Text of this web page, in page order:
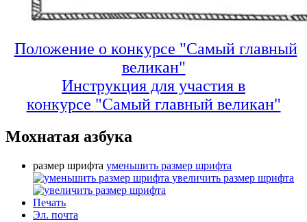
Положение о конкурсе "Самый главный
великан"
Инструкция для участия в
конкурсе "Самый главный великан"
Мохнатая азбука
размер шрифта уменьшить размер шрифта
увеличить размер шрифта
Печать
Эл. почта